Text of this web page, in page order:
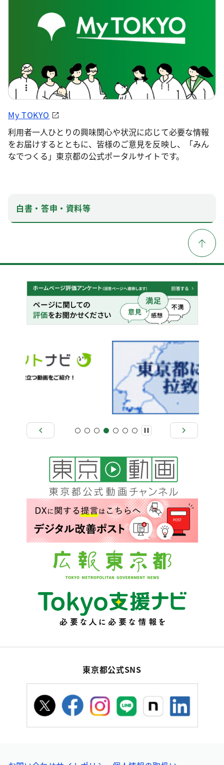
My TOKYO
利用者一人ひとりの興味関心や状況に応じて必要な情報
をお届けするとともに、皆様のご意見を反映し、「みん
なでつくる」東京都の公式ポータルサイトです。
白書・答申・資料等
東京都公式SNS